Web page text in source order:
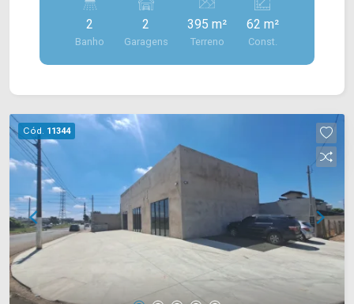
que buscam amplitude e eficiência operacional. O
salão conta com pé-direito de 06 metros,
proporcionando excelente ventilação e
possibilidade de diferentes configurações de
atendendo com praticidade diversos segmentos
comerciais e de serviços. 02 banheiros sociais;
02 vagas de garagem. Localizado próximo ao
bairro Terramérica com supermercados, padarias,
lojas, academias, farmácias e pets, com intenso
corredor comercial, garantindo fácil acesso e boa
mobilidade e diversos outros comércios,
consolidando um entorno dinâmico e favorável
para atividades empresariais. Entre em contato
com a equipe da Arbix Imóveis e agende a sua
2
Banho
2
Garagens
395 m²
Terreno
62 m²
Const.
Cód. 11344